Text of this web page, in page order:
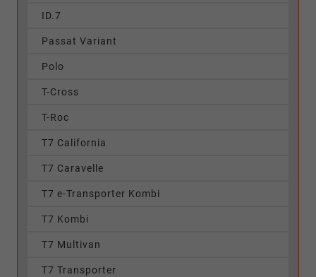
ID.7
Passat Variant
Polo
T-Cross
T-Roc
T7 California
T7 Caravelle
T7 e-Transporter Kombi
T7 Kombi
T7 Multivan
T7 Transporter